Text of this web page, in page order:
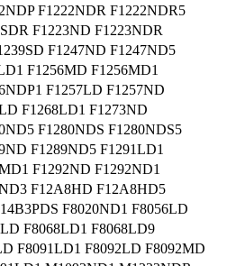
F1222NDR F1222NDR5
F1223ND F1223NDR
F1247ND F1247ND5
F1256MD F1256MD1
F1257LD F1257ND
F1268LD1 F1273ND
F1280NDS F1280NDS5
F1289ND5 F1291LD1
F1292ND F1292ND1
F12A8HD F12A8HD5
F8020ND1 F8056LD
F8068LD1 F8068LD9
F8091LD1 F8092LD F8092MD